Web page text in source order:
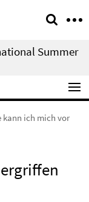
Summer
kann ich mich vor